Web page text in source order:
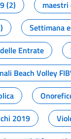
(2) maestri
Settimana
Entrate
Beach Volley
2019